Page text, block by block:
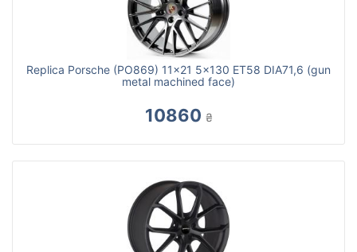
Replica Porsche (PO869) 11x21 5x130 ET58 DIA71,6 (gun
metal machined face)
10860 ₴